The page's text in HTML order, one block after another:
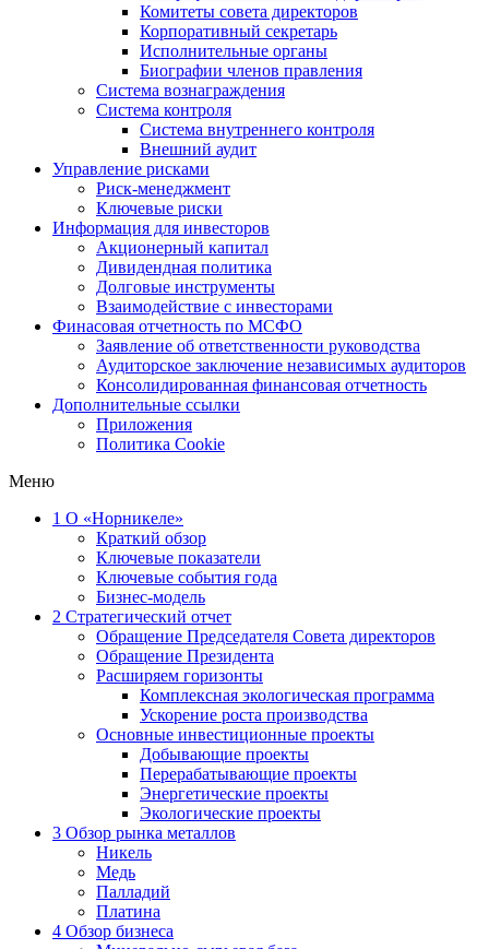
Комитеты совета директоров
Корпоративный секретарь
Исполнительные органы
Биографии членов правления
Система вознаграждения
Система контроля
Система внутреннего контроля
Внешний аудит
Управление рисками
Риск-менеджмент
Ключевые риски
Информация для инвесторов
Акционерный капитал
Дивидендная политика
Долговые инструменты
Взаимодействие с инвеcторами
Финасовая отчетность по МСФО
Заявление об ответственности руководства
Аудиторское заключение независимых аудиторов
Консолидированная финансовая отчетность
Дополнительные ссылки
Приложения
Политика Cookie
Меню
1 О «Норникеле»
Краткий обзор
Ключевые показатели
Ключевые события года
Бизнес-модель
2 Стратегический отчет
Обращение Председателя Совета директоров
Обращение Президента
Расширяем горизонты
Комплексная экологическая программа
Ускорение роста производства
Основные инвестиционные проекты
Добывающие проекты
Перерабатывающие проекты
Энергетические проекты
Экологические проекты
3 Обзор рынка металлов
Никель
Медь
Палладий
Платина
4 Обзор бизнеса